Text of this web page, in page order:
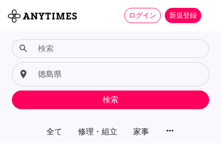
ログイン 新規登録
全て 修理・組立 家事 more_horiz
search
place
検索